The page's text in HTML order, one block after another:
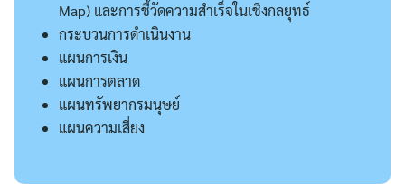
Map) และการชี้วัดความสำเร็จในเชิงกลยุทธ์
กระบวนการดำเนินงาน
แผนการเงิน
แผนการตลาด
แผนทรัพยากรมนุษย์
แผนความเสี่ยง